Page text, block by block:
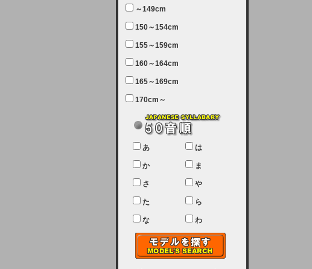
いただけます様、宜しくお願い致し
【クレジットカード決済について
②】
現在、クレジットカード決済はJCB
のみになっております。大変ご迷惑
キャシュでの決済は可能ですので、
宜しくお願い致します。
2024-02-23 (金)
【クレジットカード決済について】
只今、クレジットカード会社の都合
により決済ができない状況です。
ユーザー様には、大変ご迷惑をおか
けいたしまして申し訳ございませ
ん。
2023-08-31 (木)
【サーバーメンテナンス実施のお知
～149cm
150～154cm
155～159cm
160～164cm
165～169cm
170cm～
あ は
か ま
さ や
た ら
な わ